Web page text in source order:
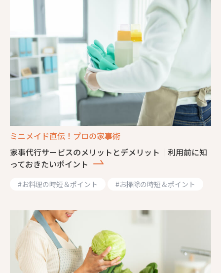
ミニメイド直伝！プロの家事術
家事代行サービスのメリットとデメリット｜利用前に知
っておきたいポイント
#お料理の時短＆ポイント #お掃除の時短＆ポイント